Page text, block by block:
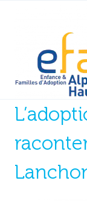
contenu